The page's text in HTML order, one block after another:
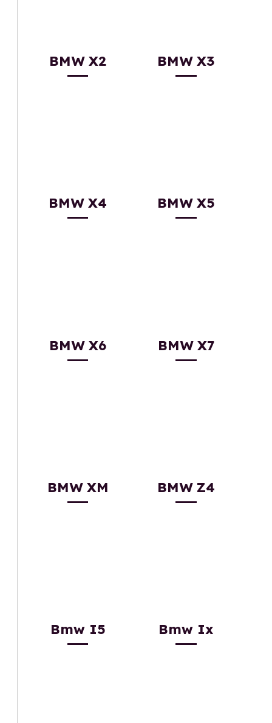
BMW X2 BMW X3
BMW X4 BMW X5
BMW X6 BMW X7
BMW XM BMW Z4
Bmw I5 Bmw Ix